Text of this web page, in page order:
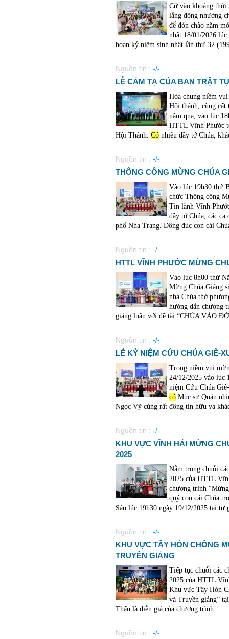
Cứ vào khoảng thời
lắng động nhường
để đón chào năm
nhật 18/01/2026
hoan kỷ niệm sinh nhật lần thứ 32
Nguồn tin : -/-
LỄ CẢM TẠ CỦA BAN TRẬT
Hòa chung niềm
Hội thánh, cùng cất
năm qua, vào lúc
HTTL Vĩnh Phước
Hội Thánh. Có nhiều đầy tớ Chúa,
Nguồn tin : -/-
THÔNG CÔNG MỪNG CHÚA
Vào lúc 19h30 thứ
chức Thông công
Tin lành Vĩnh
đầy tớ Chúa, các ca
phố Nha Trang. Đông đúc con cái
Nguồn tin : -/-
HTTL VĨNH PHƯỚC MỪNG
Vào lúc 8h00 thứ
Mừng Chúa Giáng
nhà Chúa thờ
hướng dẫn chương
giảng luận với đề tài “CHÚA VÀO
Nguồn tin : -/-
LỄ KỶ NIỆM CỨU CHÚA GIÊ-
Trong niềm vui
24/12/2025 vào lúc
niệm Cứu Chúa
có Mục sư Quản
Ngọc Vỹ cùng rất đông tín hữu và
Nguồn tin : -/-
KHU VỰC VĨNH HẢI MỪNG
2025
Nằm trong chuỗi
2025 của HTTL
chương trình
quý con cái Chúa
Sáu lúc 19h30 ngày 19/12/2025 tại tư
Nguồn tin : -/-
KHU VỰC TÂY HÒN CHỒNG
TRUYỀN GIẢNG
Tiếp tục chuỗi các
2025 của HTTL
Khu vực Tây Hòn
và Truyền giảng”
Thấn là diễn giả của chương trình....
Nguồn tin : -/-